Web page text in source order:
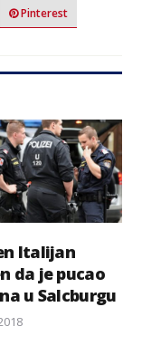
Pinterest
Italijan
da je pucao
u Salcburgu